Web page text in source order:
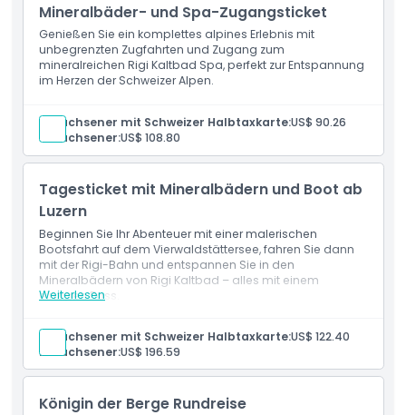
Ausschlüsse
Ort
Stornierungsbedingungen
Mineralbäder- und Spa-Zugangsticket
Genießen Sie ein komplettes alpines Erlebnis mit
unbegrenzten Zugfahrten und Zugang zum
mineralreichen Rigi Kaltbad Spa, perfekt zur Entspannung
im Herzen der Schweizer Alpen.
Erwachsener mit Schweizer Halbtaxkarte:US$ 90.26
Erwachsener:US$ 108.80
Tagesticket mit Mineralbädern und Boot ab
Luzern
Beginnen Sie Ihr Abenteuer mit einer malerischen
Bootsfahrt auf dem Vierwaldstättersee, fahren Sie dann
mit der Rigi-Bahn und entspannen Sie in den
Mineralbädern von Rigi Kaltbad – alles mit einem
einzigen Pass.
Weiterlesen
Erwachsener mit Schweizer Halbtaxkarte:US$ 122.40
Erwachsener:US$ 196.59
Königin der Berge Rundreise